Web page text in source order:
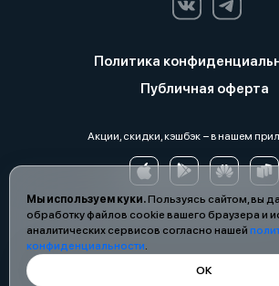
Мы используем куки.Пользуясь сайтом, вы
обработку файлов cookie вашего браузера и
аналитических сервисов согласно нашей
конфиденциальности.
ОК
Политика
Публичная оферта
Акции, скидки, кэшбэк − в нашем